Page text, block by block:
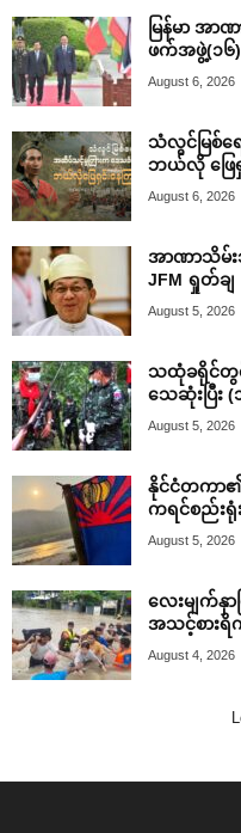
မြန်မာ အ
ဖက်အဖွဲ့(၁
August 6, 2026
သံလွင်မြစ်
ဘယ်လို ဖြေ
August 6, 2026
အာဏာသိမ်း
JFM ရှုတ်ချ
August 5, 2026
သထုံခရိုင်တွ
သေဆုံးပြီး (
August 5, 2026
နိုင်ငံတကာ၏
ကရင်စည်းရုံ
August 5, 2026
လေးမျက်နှ
အသင့်စားရိက္
August 4, 2026